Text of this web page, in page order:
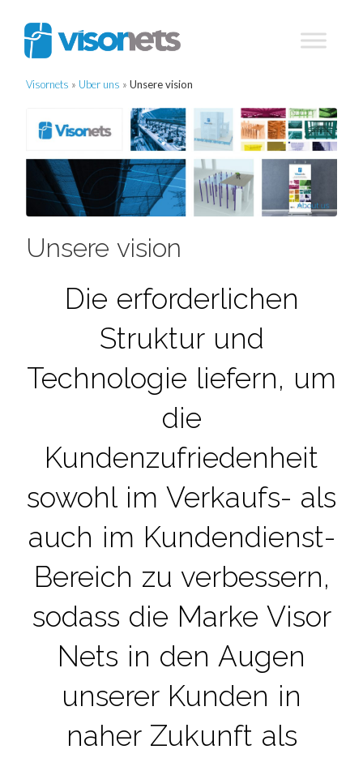
Visornets » Über uns » Unsere vision
Unsere vision
Die erforderlichen
Struktur und
Technologie liefern, um
die
Kundenzufriedenheit
sowohl im Verkaufs- als
auch im Kundendienst-
Bereich zu verbessern,
sodass die Marke Visor
Nets in den Augen
unserer Kunden in
naher Zukunft als